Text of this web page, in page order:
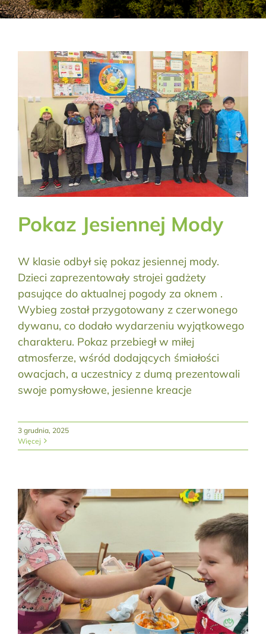
Aktualności
RODO
Szukaj:
Pokaz Jesiennej Mody
W klasie odbył się pokaz jesiennej mody.
Dzieci zaprezentowały strojei gadżety
pasujące do aktualnej pogody za oknem .
Wybieg został przygotowany z czerwonego
dywanu, co dodało wydarzeniu wyjątkowego
charakteru. Pokaz przebiegł w miłej
atmosferze, wśród dodających śmiałości
owacjach, a uczestnicy z dumą prezentowali
swoje pomysłowe, jesienne kreacje
3 grudnia, 2025
Więcej